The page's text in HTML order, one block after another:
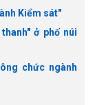
Kiểm sát"
ở phố núi
chức ngành